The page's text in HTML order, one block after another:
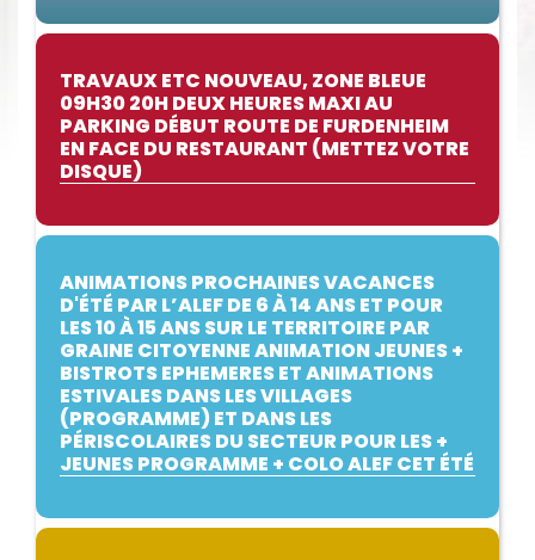
TRAVAUX ETC NOUVEAU, ZONE BLEUE
09H30 20H DEUX HEURES MAXI AU
PARKING DÉBUT ROUTE DE FURDENHEIM
EN FACE DU RESTAURANT (METTEZ VOTRE
DISQUE)
ANIMATIONS PROCHAINES VACANCES
D'ÉTÉ PAR L’ALEF DE 6 À 14 ANS ET POUR
LES 10 À 15 ANS SUR LE TERRITOIRE PAR
GRAINE CITOYENNE ANIMATION JEUNES +
BISTROTS EPHEMERES ET ANIMATIONS
ESTIVALES DANS LES VILLAGES
(PROGRAMME) ET DANS LES
PÉRISCOLAIRES DU SECTEUR POUR LES +
JEUNES PROGRAMME + COLO ALEF CET ÉTÉ